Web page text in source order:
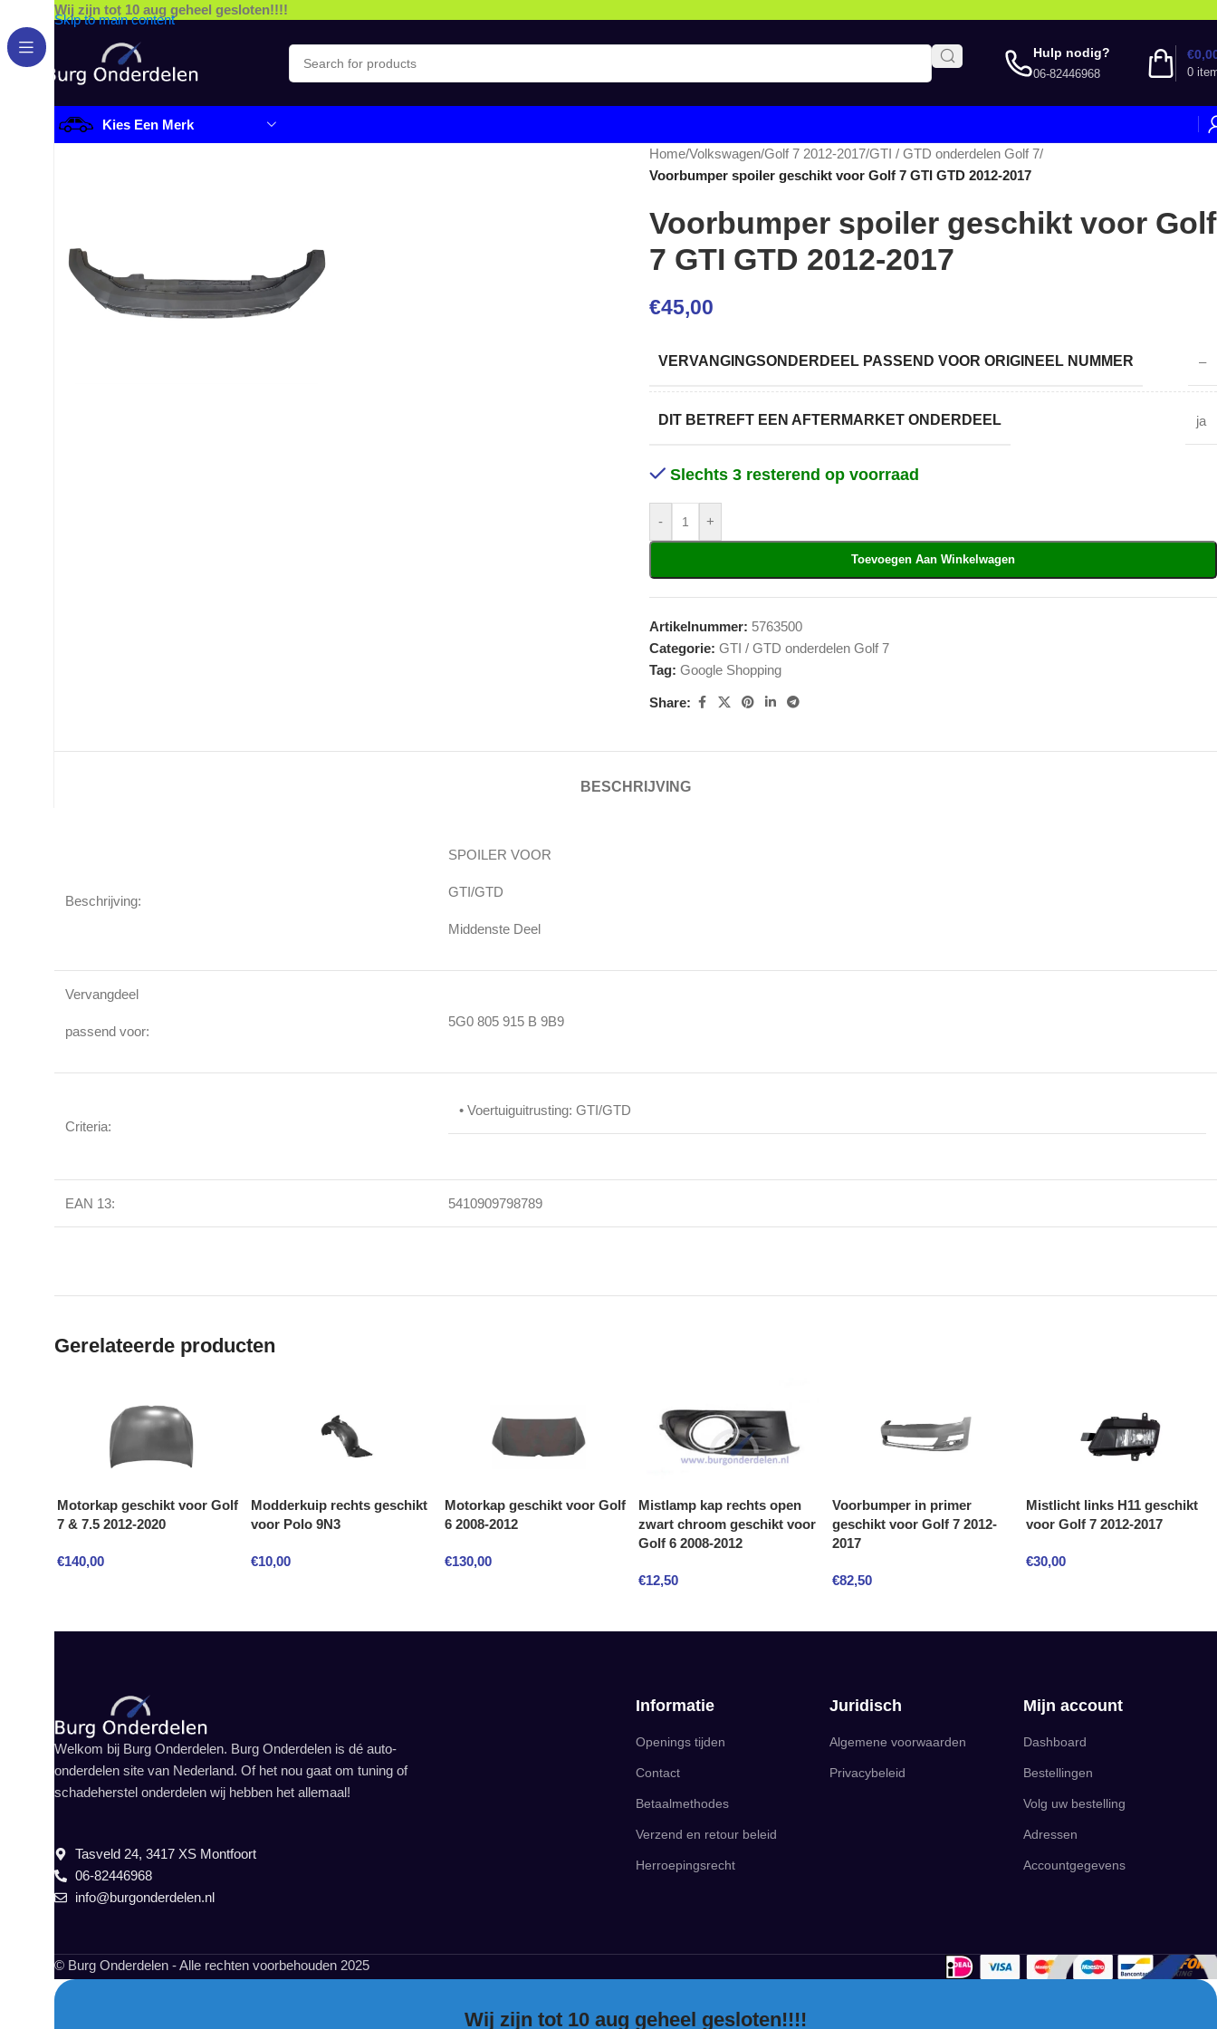
Skip to main content
Wij zijn tot 10 aug geheel gesloten!!!!
Hulp nodig?
06-82446968 0
€
Kies Een Merk
Home/Volkswagen/Golf 7 2012-2017/GTI / GTD onderdelen Golf 7/
Voorbumper spoiler geschikt voor Golf 7 GTI GTD 2012-2017
Voorbumper spoiler geschikt voor Golf
7 GTI GTD 2012-2017
€45,00
VERVANGINGSONDERDEEL PASSEND VOOR ORIGINEEL NUMMER –
DIT BETREFT EEN AFTERMARKET ONDERDEEL ja
Slechts 3 resterend op voorraad
- +
Toevoegen Aan Winkelwagen
Artikelnummer: 5763500
Categorie: GTI / GTD onderdelen Golf 7
Tag: Google Shopping
Share:
BESCHRIJVING
Beschrijving:
SPOILER VOOR
GTI/GTD
Middenste Deel
Vervangdeel
passend voor:
5G0 805 915 B 9B9
Criteria:
• Voertuiguitrusting: GTI/GTD
EAN 13: 5410909798789
Gerelateerde producten
Motorkap geschikt voor Golf
7 & 7.5 2012-2020
€140,00
Modderkuip rechts geschikt
voor Polo 9N3
€10,00
Motorkap geschikt voor Golf
6 2008-2012
€130,00
Mistlamp kap rechts open
zwart chroom geschikt voor
Golf 6 2008-2012
€12,50
Voorbumper in primer
geschikt voor Golf 7 2012-
2017
€82,50
Mistlicht links H11 geschikt
voor Golf 7 2012-2017
€30,00
Informatie
Openings tijden
Contact
Betaalmethodes
Verzend en retour beleid
Herroepingsrecht
Juridisch
Algemene voorwaarden
Privacybeleid
Mijn account
Dashboard
Bestellingen
Volg uw bestelling
Adressen
Accountgegevens
Welkom bij Burg Onderdelen. Burg Onderdelen is dé auto-
onderdelen site van Nederland. Of het nou gaat om tuning of
schadeherstel onderdelen wij hebben het allemaal!
Tasveld 24, 3417 XS Montfoort
06-82446968
info@burgonderdelen.nl
© Burg Onderdelen - Alle rechten voorbehouden 2025
Wij zijn tot 10 aug geheel gesloten!!!!